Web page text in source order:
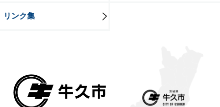
リンク集